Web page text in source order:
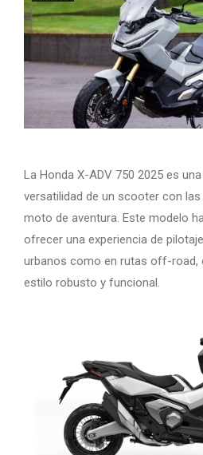
La Honda X-ADV 750 2025 es
versatilidad de un scooter con
moto de aventura. Este modelo
ofrecer una experiencia de
urbanos como en rutas off-road,
estilo robusto y funcional.